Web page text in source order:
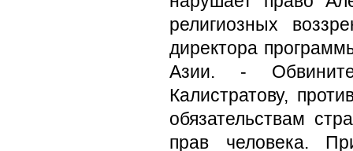
религиозных
директора
Азии. -
Калистратову,
обязательствам
прав человека.